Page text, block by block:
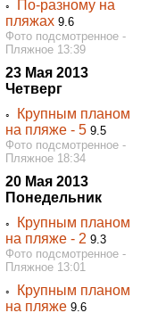
◦
По-разному на
пляжах 9.6
Фото подсмотренное -
Пляжное 13:39
23 Мая 2013
Четверг
◦
Крупным планом
на пляже - 59.5
Фото подсмотренное -
Пляжное 18:34
20 Мая 2013
Понедельник
◦
Крупным планом
на пляже - 29.3
Фото подсмотренное -
Пляжное 13:01
◦
Крупным планом
на пляже 9.6